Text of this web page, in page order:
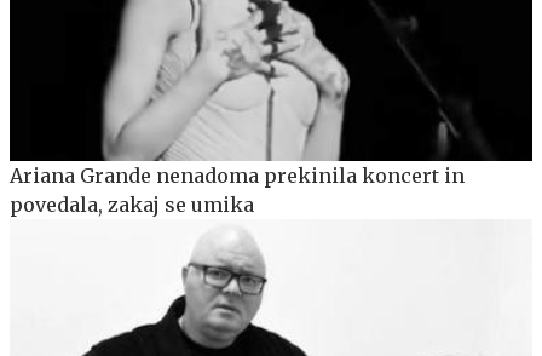
Ariana Grande nenadoma prekinila koncert in
povedala, zakaj se umika